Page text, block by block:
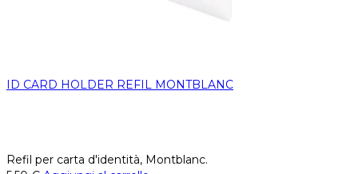
ID CARD HOLDER REFIL MONTBLANC
Refil per carta d'identità, Montblanc.